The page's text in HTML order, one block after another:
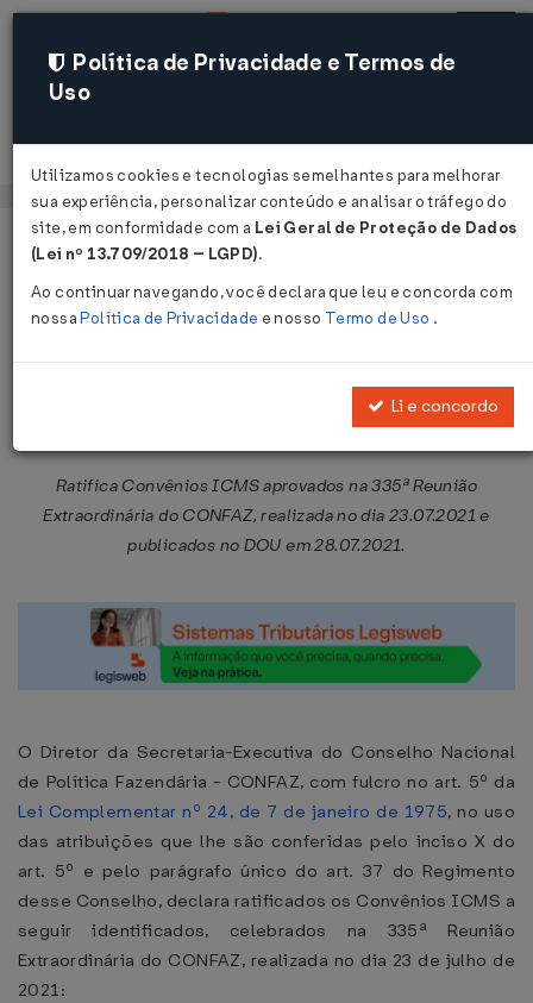
Acessar
Página Inicial Legislações
Ato Declaratório CONFAZ Nº 17 DE
Ratifica Convênios ICMS aprovados na 335ª Reunião
Extraordinária do CONFAZ, realizada no dia 23.07.2021 e
publicados no DOU em 28.07.2021.
O Diretor da Secretaria-Executiva do Conselho Nacional
de Política Fazendária - CONFAZ, com fulcro no art. 5º da
Lei Complementar nº 24, de 7 de janeiro de 1975, no uso
das atribuições que lhe são conferidas pelo inciso X do
art. 5º e pelo parágrafo único do art. 37 do Regimento
desse Conselho, declara ratificados os Convênios ICMS a
seguir identificados, celebrados na 335ª Reunião
Extraordinária do CONFAZ, realizada no dia 23 de julho de
2021:
Política de Privacidade e Termos de
Uso
Utilizamos cookies e tecnologias semelhantes para melhorar
sua experiência, personalizar conteúdo e analisar o tráfego do
site, em conformidade com a Lei Geral de Proteção de Dados
(Lei nº 13.709/2018 – LGPD).
Ao continuar navegando, você declara que leu e concorda com
nossaPolítica de Privacidade e nosso Termo de Uso .
Li e concordo